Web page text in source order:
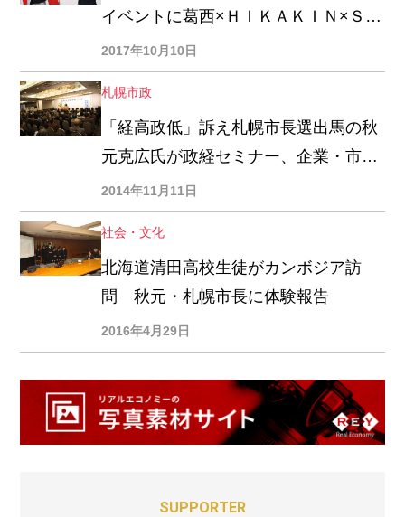
イベントに葛西×ＨＩＫＡＫＩＮ×ＳＥ
ＩＫＩＮ登場
2017年10月10日
札幌市政
「経高政低」訴え札幌市長選出馬の秋
元克広氏が政経セミナー、企業・市
民・労組関係約２３００人参加
2014年11月11日
社会・文化
北海道清田高校生徒がカンボジア訪
問 秋元・札幌市長に体験報告
2016年4月29日
SUPPORTER